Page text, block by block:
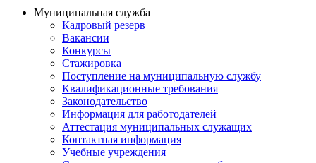
Муниципальная служба
Кадровый резерв
Вакансии
Конкурсы
Стажировка
Поступление на муниципальную службу
Квалификационные требования
Законодательство
Информация для работодателей
Аттестация муниципальных служащих
Контактная информация
Учебные учреждения